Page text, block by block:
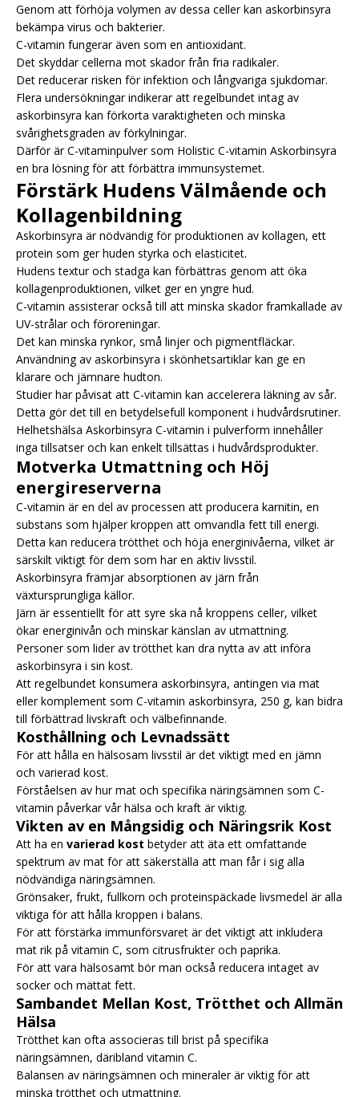
Genom att förhöja volymen av dessa celler kan askorbinsyra
bekämpa virus och bakterier.
C-vitamin fungerar även som en antioxidant.
Det skyddar cellerna mot skador från fria radikaler.
Det reducerar risken för infektion och långvariga sjukdomar.
Flera undersökningar indikerar att regelbundet intag av
askorbinsyra kan förkorta varaktigheten och minska
svårighetsgraden av förkylningar.
Därför är C-vitaminpulver som Holistic C-vitamin Askorbinsyra
en bra lösning för att förbättra immunsystemet.
Förstärk Hudens Välmående och
Kollagenbildning
Askorbinsyra är nödvändig för produktionen av kollagen, ett
protein som ger huden styrka och elasticitet.
Hudens textur och stadga kan förbättras genom att öka
kollagenproduktionen, vilket ger en yngre hud.
C-vitamin assisterar också till att minska skador framkallade av
UV-strålar och föroreningar.
Det kan minska rynkor, små linjer och pigmentfläckar.
Användning av askorbinsyra i skönhetsartiklar kan ge en
klarare och jämnare hudton.
Studier har påvisat att C-vitamin kan accelerera läkning av sår.
Detta gör det till en betydelsefull komponent i hudvårdsrutiner.
Helhetshälsa Askorbinsyra C-vitamin i pulverform innehåller
inga tillsatser och kan enkelt tillsättas i hudvårdsprodukter.
Motverka Utmattning och Höj
energireserverna
C-vitamin är en del av processen att producera karnitin, en
substans som hjälper kroppen att omvandla fett till energi.
Detta kan reducera trötthet och höja energinivåerna, vilket är
särskilt viktigt för dem som har en aktiv livsstil.
Askorbinsyra främjar absorptionen av järn från
växtursprungliga källor.
Järn är essentiellt för att syre ska nå kroppens celler, vilket
ökar energinivån och minskar känslan av utmattning.
Personer som lider av trötthet kan dra nytta av att införa
askorbinsyra i sin kost.
Att regelbundet konsumera askorbinsyra, antingen via mat
eller komplement som C-vitamin askorbinsyra, 250 g, kan bidra
till förbättrad livskraft och välbefinnande.
Kosthållning och Levnadssätt
För att hålla en hälsosam livsstil är det viktigt med en jämn
och varierad kost.
Förståelsen av hur mat och specifika näringsämnen som C-
vitamin påverkar vår hälsa och kraft är viktig.
Vikten av en Mångsidig och Näringsrik Kost
Att ha en varierad kost betyder att äta ett omfattande
spektrum av mat för att säkerställa att man får i sig alla
nödvändiga näringsämnen.
Grönsaker, frukt, fullkorn och proteinspäckade livsmedel är alla
viktiga för att hålla kroppen i balans.
För att förstärka immunförsvaret är det viktigt att inkludera
mat rik på vitamin C, som citrusfrukter och paprika.
För att vara hälsosamt bör man också reducera intaget av
socker och mättat fett.
Sambandet Mellan Kost, Trötthet och Allmän
Hälsa
Trötthet kan ofta associeras till brist på specifika
näringsämnen, däribland vitamin C.
Balansen av näringsämnen och mineraler är viktig för att
minska trötthet och utmattning.